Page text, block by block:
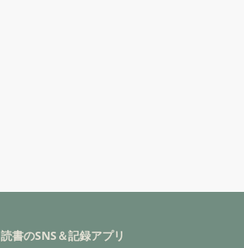
読書のSNS＆記録アプリ